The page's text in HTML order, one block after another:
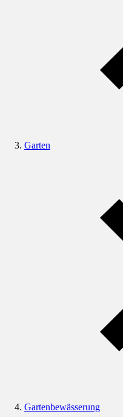
Garten
Gartenbewässerung